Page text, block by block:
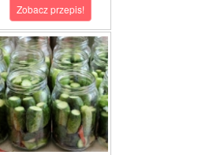
Zobacz przepis!